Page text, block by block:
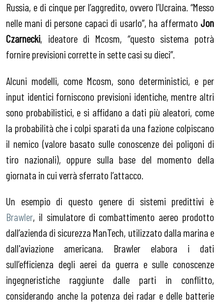
Russia, e di cinque per l’aggredito, ovvero l’Ucraina. “Messo
nelle mani di persone capaci di usarlo”, ha affermato Jon
Czarnecki, ideatore di Mcosm, “questo sistema potrà
fornire previsioni corrette in sette casi su dieci”.
Alcuni modelli, come Mcosm, sono deterministici, e per
input identici forniscono previsioni identiche, mentre altri
sono probabilistici, e si affidano a dati più aleatori, come
la probabilità che i colpi sparati da una fazione colpiscano
il nemico (valore basato sulle conoscenze dei poligoni di
tiro nazionali), oppure sulla base del momento della
giornata in cui verrà sferrato l’attacco.
Un esempio di questo genere di sistemi predittivi è
Brawler, il simulatore di combattimento aereo prodotto
dall’azienda di sicurezza ManTech, utilizzato dalla marina e
dall'aviazione americana. Brawler elabora i dati
sull’efficienza degli aerei da guerra e sulle conoscenze
ingegneristiche raggiunte dalle parti in conflitto,
considerando anche la potenza dei radar e delle batterie